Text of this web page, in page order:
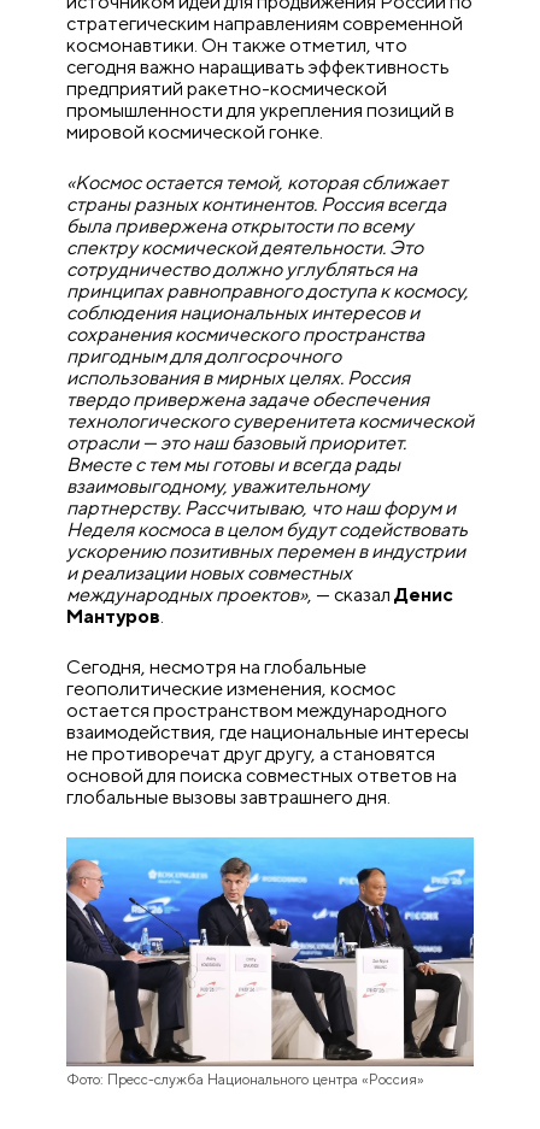
стратегическим направлениям современной
космонавтики. Он также отметил, что
сегодня важно наращивать эффективность
предприятий ракетно-космической
промышленности для укрепления позиций в
мировой космической гонке.
«Космос остается темой, которая сближает
страны разных континентов. Россия всегда
была привержена открытости по всему
спектру космической деятельности. Это
сотрудничество должно углубляться на
принципах равноправного доступа к космосу,
соблюдения национальных интересов и
сохранения космического пространства
пригодным для долгосрочного
использования в мирных целях. Россия
твердо привержена задаче обеспечения
технологического суверенитета космической
отрасли — это наш базовый приоритет.
Вместе с тем мы готовы и всегда рады
взаимовыгодному, уважительному
партнерству. Рассчитываю, что наш форум и
Неделя космоса в целом будут содействовать
ускорению позитивных перемен в индустрии
и реализации новых совместных
международных проектов», — сказалДенис
Мантуров.
Сегодня, несмотря на глобальные
геополитические изменения, космос
остается пространством международного
взаимодействия, где национальные интересы
не противоречат друг другу, а становятся
основой для поиска совместных ответов на
глобальные вызовы завтрашнего дня.
Фото: Пресс-служба Национального центра «Россия»